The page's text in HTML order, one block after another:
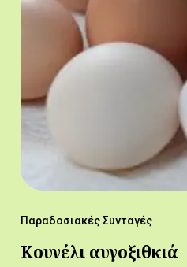
Παραδοσιακές Συνταγές
Κουνέλι αυγοξιθκιά